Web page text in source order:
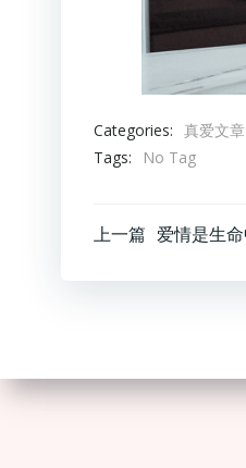
Categories: 真爱文章
Tags:
No Tag
文
章
航
上一篇